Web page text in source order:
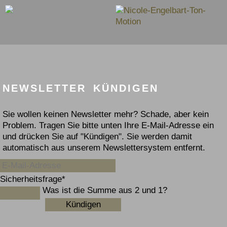
NEWSLETTER KÜNDIGEN
Sie wollen keinen Newsletter mehr? Schade, aber kein
Problem. Tragen Sie bitte unten Ihre E-Mail-Adresse ein
und drücken Sie auf "Kündigen". Sie werden damit
automatisch aus unserem Newslettersystem entfernt.
E-Mail-Adresse
Pflichtfeld
Sicherheitsfrage*
Was ist die Summe aus 2 und 1?
Kündigen